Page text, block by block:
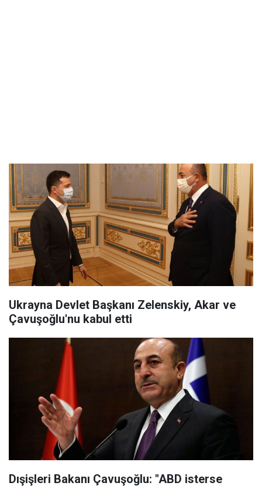
Ukrayna Devlet Başkanı Zelenskiy, Akar ve
Çavuşoğlu'nu kabul etti
Dışişleri Bakanı Çavuşoğlu: "ABD isterse